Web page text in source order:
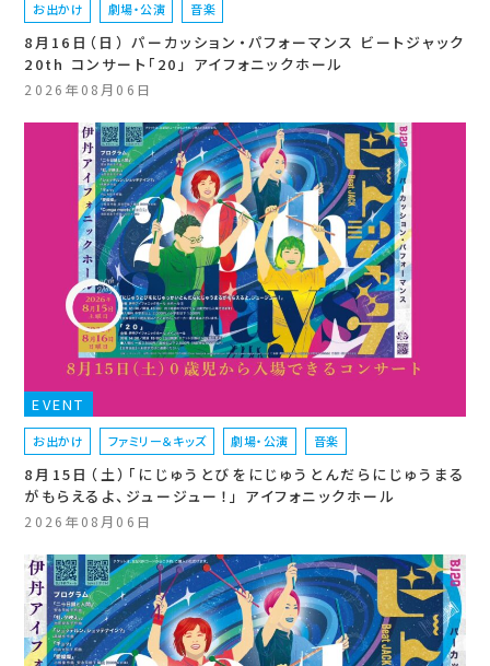
お出かけ 劇場・公演 音楽
8月16日（日） パーカッション・パフォーマンス ビートジャック
20th コンサート「20」 アイフォニックホール
2026年08月06日
EVENT
お出かけ ファミリー＆キッズ 劇場・公演 音楽
8月15日（土）「にじゅうとびをにじゅうとんだらにじゅうまる
がもらえるよ、ジュージュー！」 アイフォニックホール
2026年08月06日